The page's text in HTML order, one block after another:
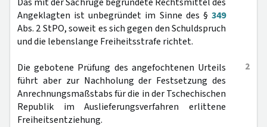
Angeklagten ist unbegründet im Sinne des § 349
Abs. 2 StPO, soweit es sich gegen den Schuldspruch
und die lebenslange Freiheitsstrafe richtet.
2
Die gebotene Prüfung des angefochtenen Urteils
führt aber zur Nachholung der Festsetzung des
Anrechnungsmaßstabs für die in der Tschechischen
Republik im Auslieferungsverfahren erlittene
Freiheitsentziehung.